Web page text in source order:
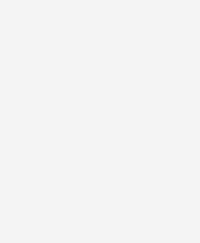
Firmennamen in Enviva Pellets
Angaben Teil des
zur Europazentrale und
Pellet-Werkes ab.